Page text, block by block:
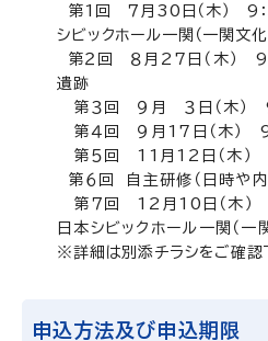
第1回 ７月30日（木） 9
シビックホール一関（一関文化
第２ 回 ８月27日（木）
遺跡
第３回 ９月 ３日（木）
第４回 ９月17日（木）
第５回 11月12日（木）
第６回 自主研修（日時や内
第７回 12月10日（木）
日本シビックホール一関（一
※詳細は別添チラシをご確認
申込方法及び申込期限